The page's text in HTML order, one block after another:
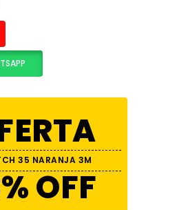
35 NARANJA 3M
OFF